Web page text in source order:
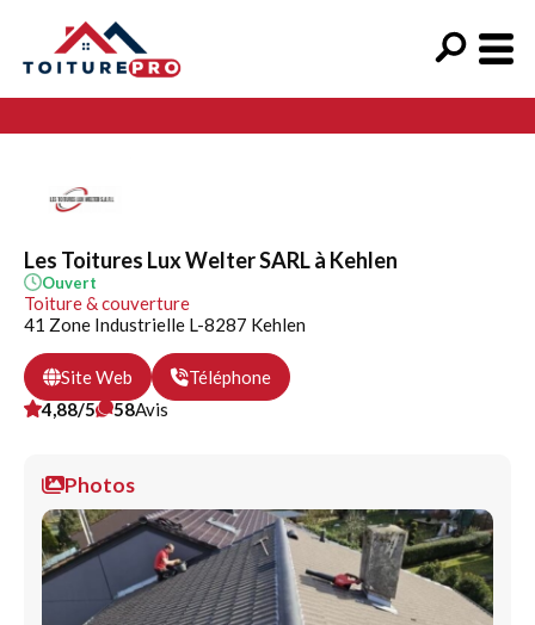
Les Toitures Lux Welter SARL à Kehlen
Ouvert
Toiture & couverture
41 Zone Industrielle L-8287 Kehlen
Site Web
Téléphone
4,88/5
58Avis
Photos